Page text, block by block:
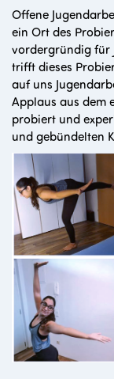
Offene
ein Ort des
vordergründig für
trifft dieses
auf uns
Applaus aus dem
probiert und
und gebündelten